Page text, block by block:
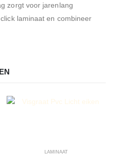
zorgt voor jarenlang
laminaat en combineer
LAMINAAT